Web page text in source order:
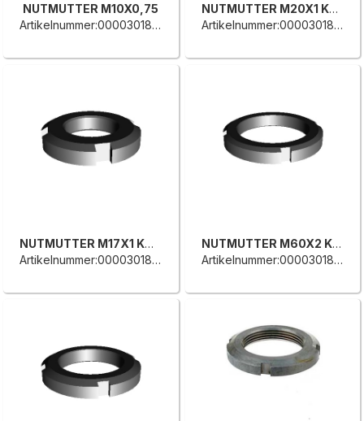
NUTMUTTER M10X0,75
Artikelnummer:0000301880A
NUTMUTTER M20X1 KM4
Artikelnummer:0000301876C
NUTMUTTER M17X1 KM3
Artikelnummer:0000301875A
NUTMUTTER M60X2 KM12
Artikelnummer:0000301873F